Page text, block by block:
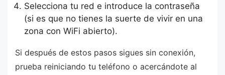
Selecciona tu red e introduce la contraseña
(si es que no tienes la suerte de vivir en una
zona con WiFi abierto).
Si después de estos pasos sigues sin conexión,
prueba reiniciando tu teléfono o acercándote al